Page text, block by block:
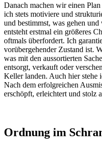
Danach machen wir einen
ich stets motiviere und
und bestimmst, was gehen
entsteht erstmal ein größeres
oftmals überfordert. Ich
vorübergehender Zustand ist.
was mit den aussortierten
entsorgt, verkauft oder
Keller landen. Auch hier stehe
Nach dem erfolgreichen
erschöpft, erleichtert und stolz
Ordnung im